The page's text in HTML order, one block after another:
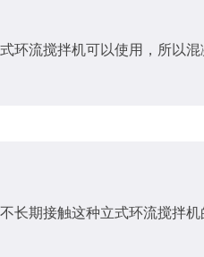
环流搅拌机​可以使用，所以
长期接触这种立式环流搅拌机